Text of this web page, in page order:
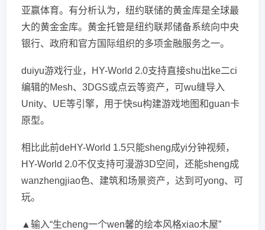
亚赢体育。有分析认为，纽约联储的黄金库是全球最
大的黄金金库。黄金托管是纽约联邦储备系统向中央
银行、政府和官方国际组织的多项金融服务之一。
duiyu游戏行业，HY-World 2.0支持直接shu出ke二ci
编辑的Mesh、3DGS或点云等资产，可wu缝导入
Unity、UE等引擎，用于快su构建游戏地图和guan卡
原型。
相比此前deHY-World 1.5只能sheng成yi分钟视频，
HY-World 2.0不仅支持可漫游3D空间，还能sheng成
wanzhengjiao色、建筑和场景资产，达到可yong、可
玩。
▲输入“生cheng一个wen馨的绘本风格xiao木屋”